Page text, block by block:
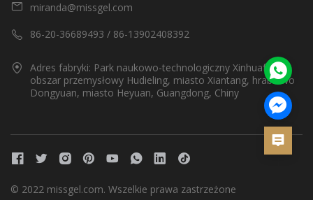
miranda@missgel.com
86-20-36689493 / 86-13902408392
Adres fabryki: Park naukowo-technologiczny Xinhuafeng,
obszar przemysłowy Hudieling, miasto Xiantang, hrabstwo
Dongyuan, miasto Heyuan, Guangdong, Chiny
© 2022 missgel.com. Wszelkie prawa zastrzeżone